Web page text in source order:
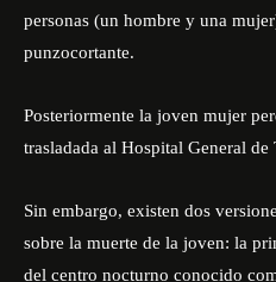
personas (un hombre y una
punzocortante.
Posteriormente la joven mujer
trasladada al Hospital General de
Sin embargo, existen dos
sobre la muerte de la joven: la
del centro nocturno conocido